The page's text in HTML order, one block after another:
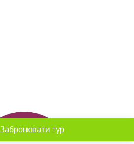
Забронювати тур